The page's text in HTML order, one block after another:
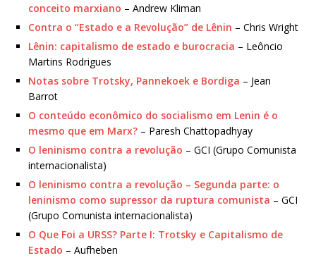
conceito marxiano – Andrew Kliman
Contra o “Estado e a Revolução” de Lênin – Chris Wright
Lênin: capitalismo de estado e burocracia – Leôncio
Martins Rodrigues
Notas sobre Trotsky, Pannekoek e Bordiga – Jean
Barrot
O conteúdo econômico do socialismo em Lenin é o
mesmo que em Marx? – Paresh Chattopadhyay
O leninismo contra a revolução – GCI (Grupo Comunista
internacionalista)
O leninismo contra a revolução – Segunda parte: o
leninismo como supressor da ruptura comunista – GCI
(Grupo Comunista internacionalista)
O Que Foi a URSS? Parte I: Trotsky e Capitalismo de
Estado – Aufheben